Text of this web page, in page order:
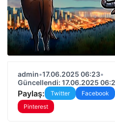
admin•17.06.2025 06:23•
Güncellendi: 17.06.2025
Paylaş: Twitter Facebook
Pinterest